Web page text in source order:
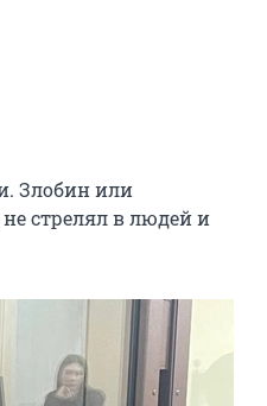
Злобин или
стрелял в людей и